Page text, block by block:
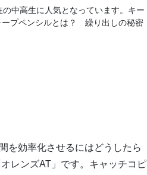
中高生に人気となっています。キー
ープペンシルとは？ 繰り出しの秘密
を効率化させるにはどうしたら
レンズAT」です。キャッチコピ